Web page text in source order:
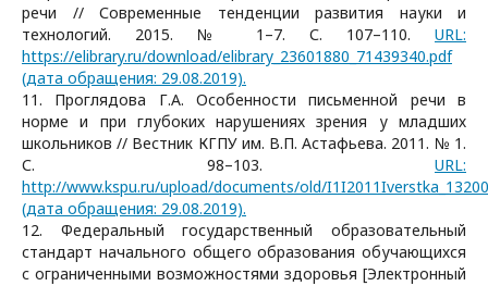
речи // Современные тенденции развития науки и
технологий. 2015. № 1–7. С. 107–110. URL:
https://elibrary.ru/download/elibrary_23601880_71439340.pdf
(дата обращения: 29.08.2019).
11. Проглядова Г.А. Особенности письменной речи в
норме и при глубоких нарушениях зрения у младших
школьников // Вестник КГПУ им. В.П. Астафьева. 2011. № 1.
С. 98–103. URL:
http://www.kspu.ru/upload/documents/old/
(дата обращения: 29.08.2019).
12. Федеральный государственный образовательный
стандарт начального общего образования обучающихся
с ограниченными возможностями здоровья [Электронный